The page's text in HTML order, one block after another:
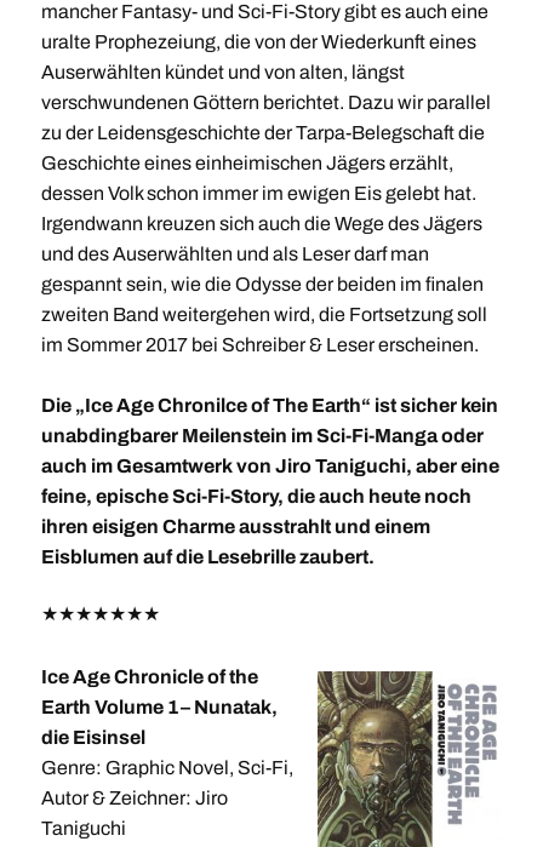
mancher Fantasy- und Sci-Fi-Story gibt es auch eine
uralte Prophezeiung, die von der Wiederkunft eines
Auserwählten kündet und von alten, längst
verschwundenen Göttern berichtet. Dazu wir parallel
zu der Leidensgeschichte der Tarpa-Belegschaft die
Geschichte eines einheimischen Jägers erzählt,
dessen Volk schon immer im ewigen Eis gelebt hat.
Irgendwann kreuzen sich auch die Wege des Jägers
und des Auserwählten und als Leser darf man
gespannt sein, wie die Odysse der beiden im finalen
zweiten Band weitergehen wird, die Fortsetzung soll
im Sommer 2017 bei Schreiber & Leser erscheinen.
Die „Ice Age Chronilce of The Earth“ ist sicher kein
unabdingbarer Meilenstein im Sci-Fi-Manga oder
auch im Gesamtwerk von Jiro Taniguchi, aber eine
feine, epische Sci-Fi-Story, die auch heute noch
ihren eisigen Charme ausstrahlt und einem
Eisblumen auf die Lesebrille zaubert.
★★★★★★★
Ice Age Chronicle of the
Earth Volume 1– Nunatak,
die Eisinsel
Genre: Graphic Novel, Sci-Fi,
Autor & Zeichner: Jiro
Taniguchi